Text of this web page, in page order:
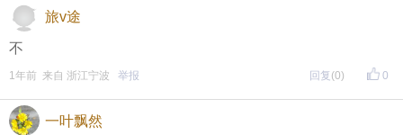
旅v途
不
0
1年前 来自 浙江宁波 举报 回复 (0)
一叶飘然